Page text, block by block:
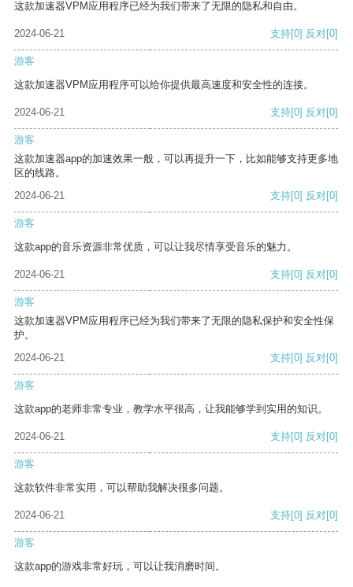
这款加速器VPM应用程序已经为我们带来了无限的隐私和自由。
2024-06-21 支持[0] 反对[0]
游客
这款加速器VPM应用程序可以给你提供最高速度和安全性的连接。
2024-06-21 支持[0] 反对[0]
游客
这款加速器app的加速效果一般，可以再提升一下，比如能够支持更多地
区的线路。
2024-06-21
支持[0] 反对[0]
游客
这款app的音乐资源非常优质，可以让我尽情享受音乐的魅力。
2024-06-21 支持[0] 反对[0]
游客
这款加速器VPM应用程序已经为我们带来了无限的隐私保护和安全性保
护。
2024-06-21
支持[0] 反对[0]
游客
这款app的老师非常专业，教学水平很高，让我能够学到实用的知识。
2024-06-21 支持[0] 反对[0]
游客
这款软件非常实用，可以帮助我解决很多问题。
2024-06-21 支持[0] 反对[0]
游客
这款app的游戏非常好玩，可以让我消磨时间。